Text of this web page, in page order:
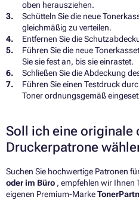
oben herausziehen.
Schütteln Sie die neue
gleichmäßig zu verteilen.
Entfernen Sie die
Führen Sie die neue
Sie sie fest an, bis sie einrastet.
Schließen Sie die Abdeckung
Führen Sie einen Testdruck
Toner ordnungsgemäß
Soll ich eine originale
Druckerpatrone
Suchen Sie hochwertige Patronen
oder im Büro , empfehlen wir Ihnen
eigenen Premium-Marke